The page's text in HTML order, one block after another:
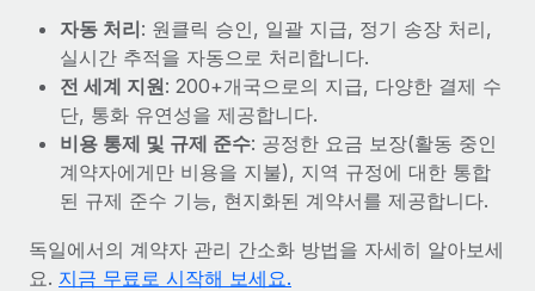
자세히 알아보기
Shootsta가 Remote를 통해 네 개의 시장에서 글로벌
채용을 확장한 방법
비디오 콘텐츠를 활용한 마케팅이 계속해서 인기를 끌면서, 기업들
에게는 흥미롭고 전문적인 비디오 제작이 어느 때보다 중요해졌습
자세히 알아보기
자동 처리: 원클릭 승인, 일괄 지급, 정기 송장 처리,
실시간 추적을 자동으로 처리합니다.
전 세계 지원: 200+개국으로의 지급, 다양한 결제 수
단, 통화 유연성을 제공합니다.
비용 통제 및 규제 준수: 공정한 요금 보장(활동 중인
계약자에게만 비용을 지불), 지역 규정에 대한 통합
된 규제 준수 기능, 현지화된 계약서를 제공합니다.
독일에서의 계약자 관리 간소화 방법을 자세히 알아보세
요. 지금 무료로 시작해 보세요.